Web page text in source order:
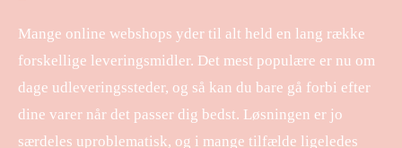
Mange online webshops yder til alt held en lang række
forskellige leveringsmidler. Det mest populære er nu om
dage udleveringssteder, og så kan du bare gå forbi efter
dine varer når det passer dig bedst. Løsningen er jo
særdeles uproblematisk, og i mange tilfælde ligeledes